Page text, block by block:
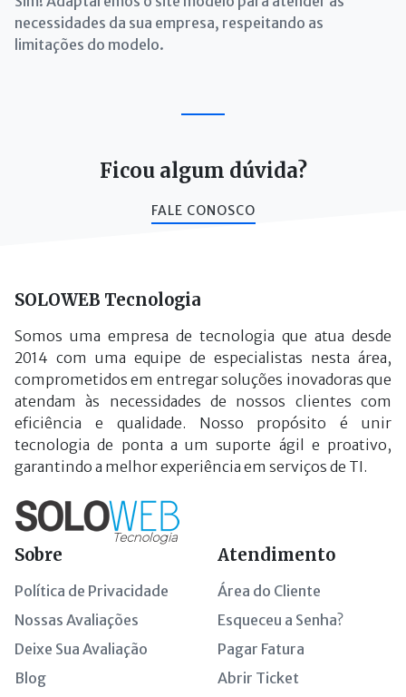
necessidades da sua empresa, respeitando as
limitações do modelo.
Ficou algum dúvida?
FALE CONOSCO
SOLOWEB Tecnologia
Somos uma empresa de tecnologia que atua desde
2014 com uma equipe de especialistas nesta área,
comprometidos em entregar soluções inovadoras que
atendam às necessidades de nossos clientes com
eficiência e qualidade. Nosso propósito é unir
tecnologia de ponta a um suporte ágil e proativo,
garantindo a melhor experiência em serviços de TI.
Sobre
Política de Privacidade
Nossas Avaliações
Deixe Sua Avaliação
Blog
Atendimento
Área do Cliente
Esqueceu a Senha?
Pagar Fatura
Abrir Ticket